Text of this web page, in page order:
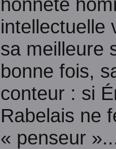
intellectuelle
sa meilleure
bonne fois,
conteur : si
Rabelais ne
« penseur